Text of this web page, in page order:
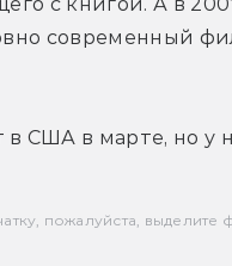
современный
США в марте, но у
пожалуйста, выделите